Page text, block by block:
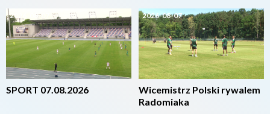
2026-08-07
SPORT 07.08.2026
2026-08-07
Wicemistrz Polski rywalem
Radomiaka